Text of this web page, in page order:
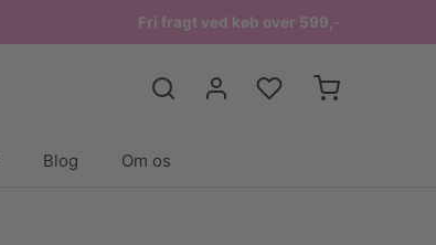
Fri fragt ved køb over 599,-
Blog Om os